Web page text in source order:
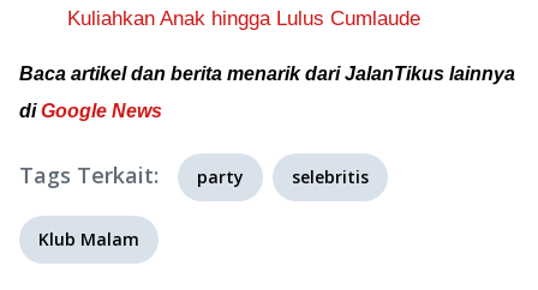
Kuliahkan Anak hingga Lulus Cumlaude
Baca artikel dan berita menarik dari JalanTikus lainnya
diGoogle News
Tags Terkait: party selebritis
Klub Malam